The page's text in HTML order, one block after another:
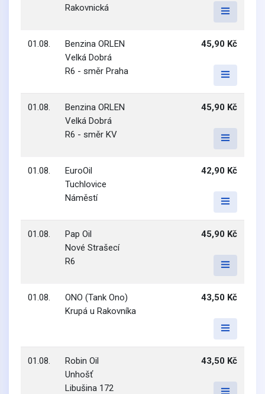
Rakovnická
01.08.
Benzina ORLEN
Velká Dobrá
R6 - směr Praha
45,90 Kč
01.08.
Benzina ORLEN
Velká Dobrá
R6 - směr KV
45,90 Kč
01.08.
EuroOil
Tuchlovice
Náměstí
42,90 Kč
01.08.
Pap Oil
Nové Strašecí
R6
45,90 Kč
01.08.
ONO (Tank Ono)
Krupá u Rakovníka
43,50 Kč
01.08.
Robin Oil
Unhošť
Libušina 172
43,50 Kč